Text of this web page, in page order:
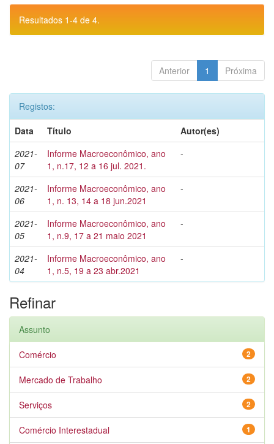
Resultados 1-4 de 4.
Anterior 1 Próxima
Registos:
Data
Título
Autor(es)
2021-
07
Informe Macroeconômico, ano
1, n.17, 12 a 16 jul. 2021.
-
2021-
06
Informe Macroeconômico, ano
1, n. 13, 14 a 18 jun.2021
-
2021-
05
Informe Macroeconômico, ano
1, n.9, 17 a 21 maio 2021
-
2021-
04
Informe Macroeconômico, ano
1, n.5, 19 a 23 abr.2021
-
Refinar
Assunto
2
Comércio
2
Mercado de Trabalho
2
Serviços
1
Comércio Interestadual